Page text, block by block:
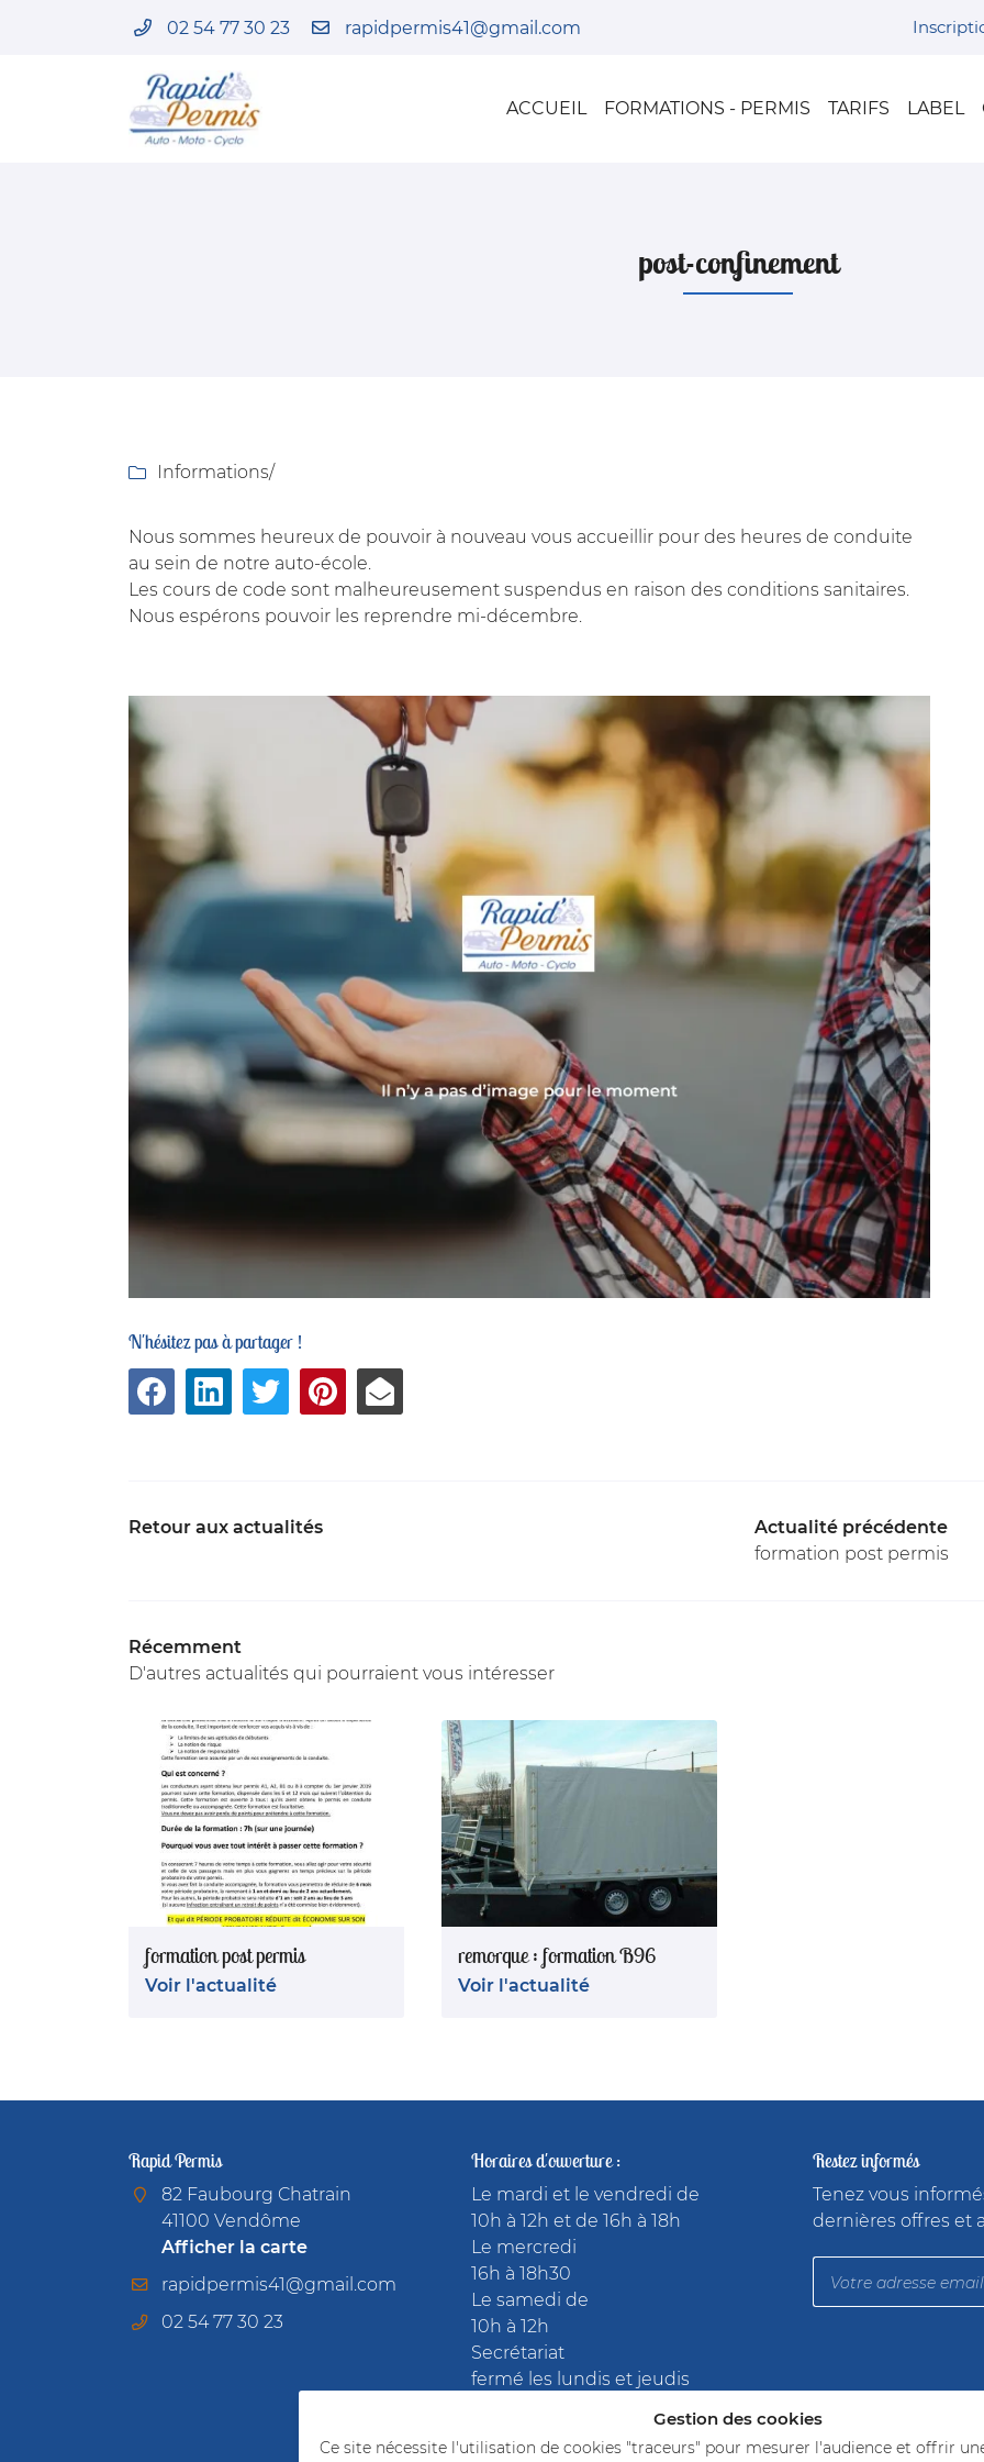
02 54 77 30 23
ACCUEIL FORMATIONS - PERMIS TARIFS LABEL
41100 Vendôme
02 54 77 30 23
Rafraîchir le captcha
En cochant cette case, vous consentez à recevoir nos propositions commerciales
Inscription
post-confinement
 Informations/
Nous sommes heureux de pouvoir à nouveau vous accueillir pour des heures de conduite
au sein de notre auto-école.
Les cours de code sont malheureusement suspendus en raison des conditions sanitaires.
Nous espérons pouvoir les reprendre mi-décembre.
N'hésitez pas à partager !
Retour aux actualités
Actualité précédente
formation post permis
Récemment
D'autres actualités qui pourraient vous intéresser
formation post permis
Voir l'actualité
remorque : formation B96
Voir l'actualité
Rapid Permis
82 Faubourg Chatrain
41100 Vendôme
Afficher la carte
02 54 77 30 23
Horaires d'ouverture :
Le mardi et le vendredi de
10h à 12h et de 16h à 18h
Le mercredi
16h à 18h30
Le samedi de
10h à 12h
Secrétariat
fermé les lundis et jeudis
Restez informés
Tenez vous
dernières offres et
Gestion des cookies
Ce site nécessite l'utilisation de cookies "traceurs" pour mesurer l'audience et offrir